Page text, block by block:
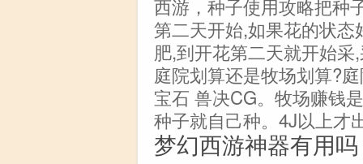
西游，种子使用攻略把种
第二天开始,如果花的状
肥,到开花第二天就开始
庭院划算还是牧场划算?
宝石 兽决CG。牧场赚钱
种子就自己种。4J以上才
梦幻西游神器有用吗